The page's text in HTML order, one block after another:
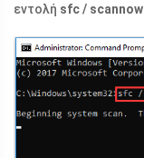
εντολή sfc / scannow